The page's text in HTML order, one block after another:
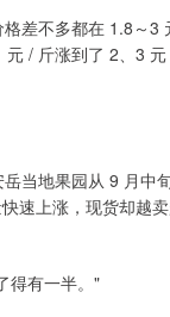
差不多都在 1.8～3
/ 斤涨到了 2、3
当地果园从 9 月中
速上涨，现货却越
得有一半。"